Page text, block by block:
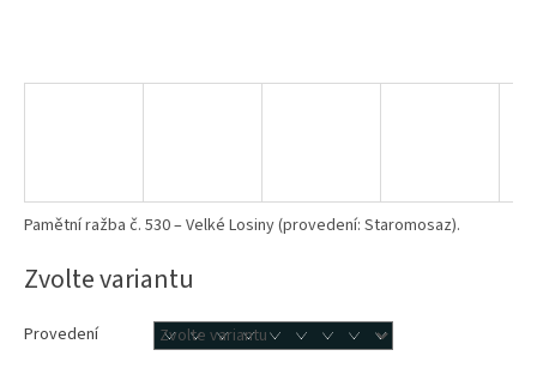
Zvolte variantu
Provedení
Pamětní ražba č. 530 – Velké Losiny (provedení: Staromosaz).